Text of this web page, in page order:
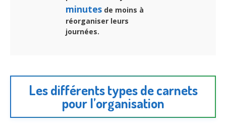
minutes de moins à
réorganiser leurs
journées.
Les différents types de carnets
pour l’organisation